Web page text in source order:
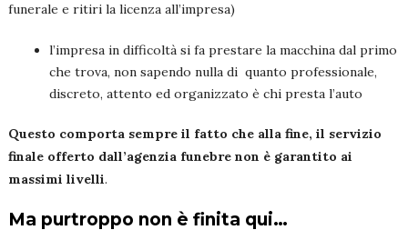
funerale e ritiri la licenza all’impresa)
l’impresa in difficoltà si fa prestare la macchina dal primo
che trova, non sapendo nulla di quanto professionale,
discreto, attento ed organizzato è chi presta l’auto
Questo comporta sempre il fatto che alla fine, il servizio
finale offerto dall’agenzia funebre non è garantito ai
massimi livelli.
Ma purtroppo non è finita qui…